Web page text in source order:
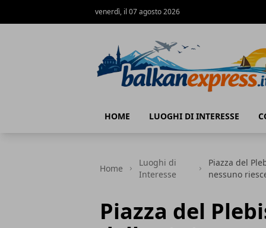
venerdì, il 07 agosto 2026
HOME LUOGHI DI INTERESSE
Home
Luoghi di
Interesse
Piazza del
nessuno
Piazza del